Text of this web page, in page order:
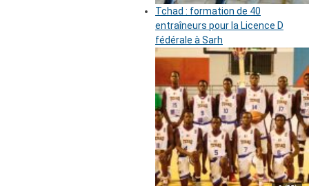
Tchad : formation de 40
entraîneurs pour la Licence D
fédérale à Sarh